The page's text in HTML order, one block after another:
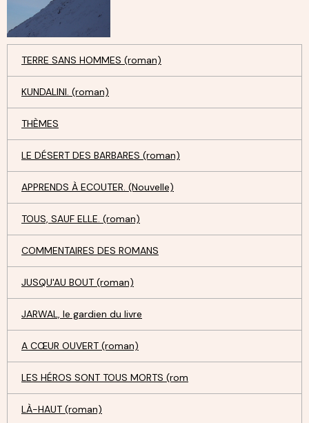
TERRE SANS HOMMES (roman)
KUNDALINI. (roman)
THÈMES
LE DÉSERT DES BARBARES (roman)
APPRENDS À ECOUTER. (Nouvelle)
TOUS, SAUF ELLE. (roman)
COMMENTAIRES DES ROMANS
JUSQU'AU BOUT (roman)
JARWAL, le gardien du livre
A CŒUR OUVERT (roman)
LES HÉROS SONT TOUS MORTS (rom
LÀ-HAUT (roman)